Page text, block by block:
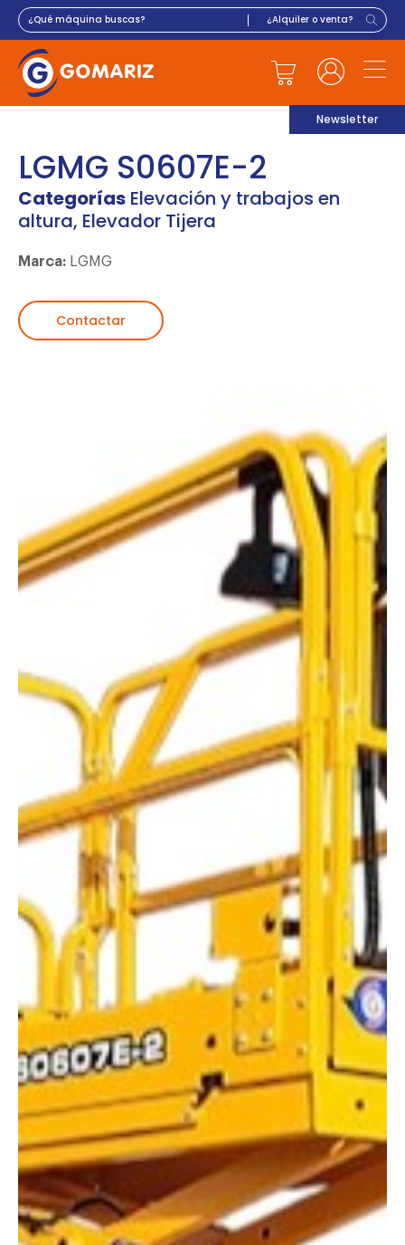
Newsletter
LGMG S0607E-2
Categorías Elevación y trabajos en
altura, Elevador Tijera
Marca: LGMG
Contactar